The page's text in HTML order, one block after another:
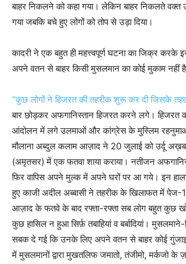
बाहर निकलने को कहा गया। लेकिन बाहर निकलते वक्‍त
गया जबकि बचे हुए लोगों को तोप से उड़ा दिया।
कादरी ने एक बहुत ही महत्त्वपूर्ण घटना का जिक्र करके
अपने वतन से बाहर किसी मुसलमान का कोई मुकाम नहीं
“कुछ लोगों ने हिजरत की तहरीक शुरू कर दी जिसके
बार छोड़कर अफगानिस्‍तान हिजरत करने लगे। हिजरत
आंदोलन में लगे उलमाओं और कांग्रेस के मुस्लिम
मौलाना अब्‍दुल कलाम आज़ाद ने 20 जुलाई को उर्दू
(अमृतसर) में एक फतवा शाया कराया। नतीजन
फिर वापिस अपने मुल्‍क में अपने घरों पर आ गये। इन
हुए काजी अदील अब्‍बासी ने तहरीक के खिलाफत में पेज-
आज़ाद के फतवे के बाद रफ्ता-रफ्ता सब लोग बहुत कुछ
कुछ हासिल न हुआ सिर्फ़ तबाहियां व बर्बादियां।
सबक दे गई कि उनके लिए अपने वतन से बाहर कोई
में मुसलमानों द्वारा मुखतलिफ जमातो, तंजीमो, मर्कजो के